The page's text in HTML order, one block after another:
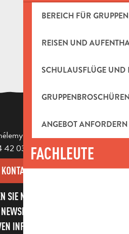
BEREICH FÜR GRUPPEN
REISEN UND
SCHULAUSFLÜGE UND
ANGEBOT ANFORDERN
FACHLEUTE
- 13400 Aubagne
42 03 49 98
KONTAKT
SIE NICHT UNSEREN
UND UNSERE
INFORMATIONEN!